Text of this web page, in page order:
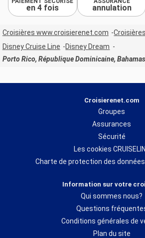
en 4 fois annulation
Croisières www.croisierenet.com
Disney Cruise Line
Disney Dream
Porto Rico, République Dominicaine,
Croisierenet.com
Groupes
Assurances
Sécurité
Les cookies
Charte de protection des
Information sur votre
Qui sommes nous?
Questions
Conditions générales de
Plan du site